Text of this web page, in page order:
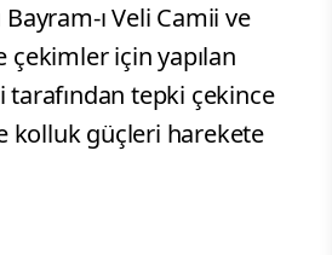
ı Veli Camii ve
çekimler için yapılan
tepki çekince
kolluk güçleri harekete